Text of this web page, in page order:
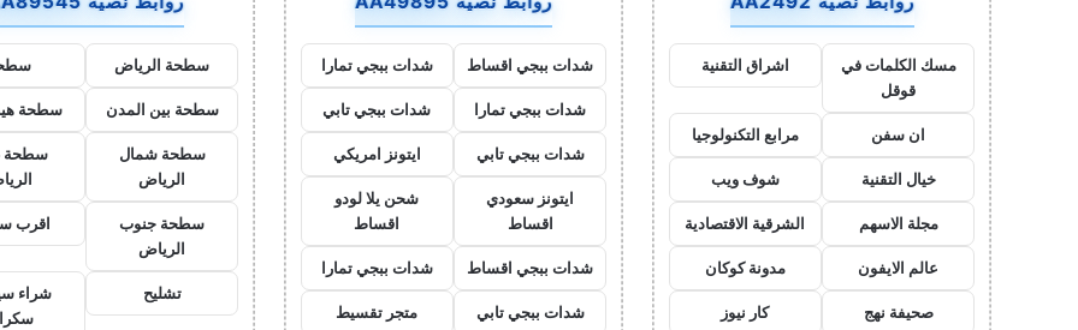
مسك الكلمات في
قوقل
اشراق التقنية
ان سفن مرابع التكنولوجيا
خيال التقنية شوف ويب
مجلة الاسهم الشرقية الاقتصادية
عالم الايفون مدونة كوكان
صحيفة نهج كار نيوز
شدات ببجي اقساط شدات ببجي تمارا
شدات ببجي تمارا شدات ببجي تابي
شدات ببجي تابي ايتونز امريكي
ايتونز سعودي
اقساط
شحن يلا لودو
اقساط
شدات ببجي اقساط شدات ببجي تمارا
شدات ببجي تابي متجر تقسيط
سطحة الرياض
سطحة بين المدن سطحة
سطحة شمال
الرياض
سطحة
سطحة جنوب
الرياض
اقرب
تشليح
شراء